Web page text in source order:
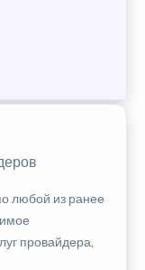
любой из ранее
провайдера,